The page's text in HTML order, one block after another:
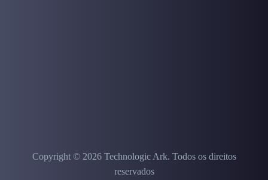
Copyright © 2026 Technologic Ark. Todos os direitos
reservados